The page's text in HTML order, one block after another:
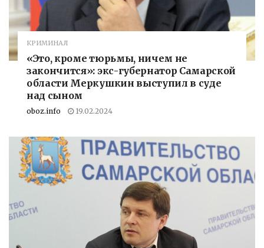
КРИМИНАЛ
«Это, кроме тюрьмы, ничем не
закончится»: экс-губернатор Самарской
области Меркушкин выступил в суде
над сыном
oboz.info 19.02.2024